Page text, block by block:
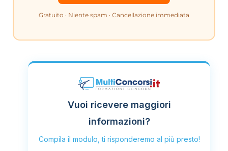
Gratuito · Niente spam · Cancellazione immediata
Vuoi ricevere maggiori
informazioni?
Compila il modulo, ti risponderemo al più presto!